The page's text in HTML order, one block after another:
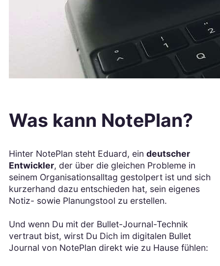
Was kann NotePlan?
Hinter NotePlan steht Eduard, ein deutscher
Entwickler, der über die gleichen Probleme in
seinem Organisationsalltag gestolpert ist und sich
kurzerhand dazu entschieden hat, sein eigenes
Notiz- sowie Planungstool zu erstellen.
Und wenn Du mit der Bullet-Journal-Technik
vertraut bist, wirst Du Dich im digitalen Bullet
Journal von NotePlan direkt wie zu Hause fühlen: